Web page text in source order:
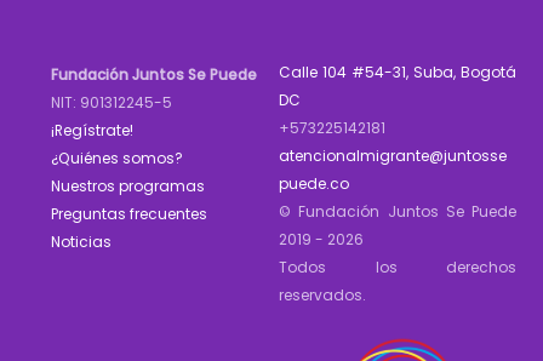
Fundación Juntos Se Puede
NIT: 901312245-5
¡Regístrate!
¿Quiénes somos?
Nuestros programas
Preguntas frecuentes
Noticias
Calle 104 #54-31, Suba, Bogotá
DC
+573225142181
atencionalmigrante@juntosse
puede.co
© Fundación Juntos Se Puede
2019 - 2026
Todos los derechos
reservados.